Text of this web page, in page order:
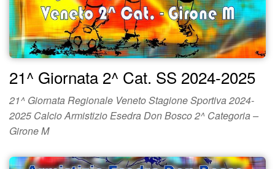
21^ Giornata 2^ Cat. SS 2024-2025
21^ Giornata Regionale Veneto Stagione Sportiva 2024-
2025 Calcio Armistizio Esedra Don Bosco 2^ Categoria –
Girone M